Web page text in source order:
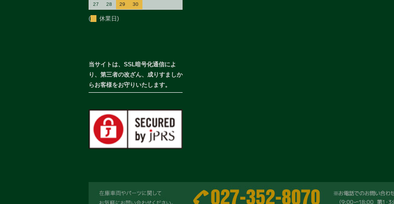
27
28 29 30
( 休業日)
当サイトは、SSL暗号化通信によ
り、第三者の改ざん、成りすましか
らお客様をお守りいたします。